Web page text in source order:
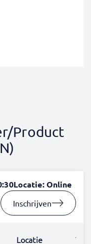
Product
Locatie: Online
Inschrijven
Locatie